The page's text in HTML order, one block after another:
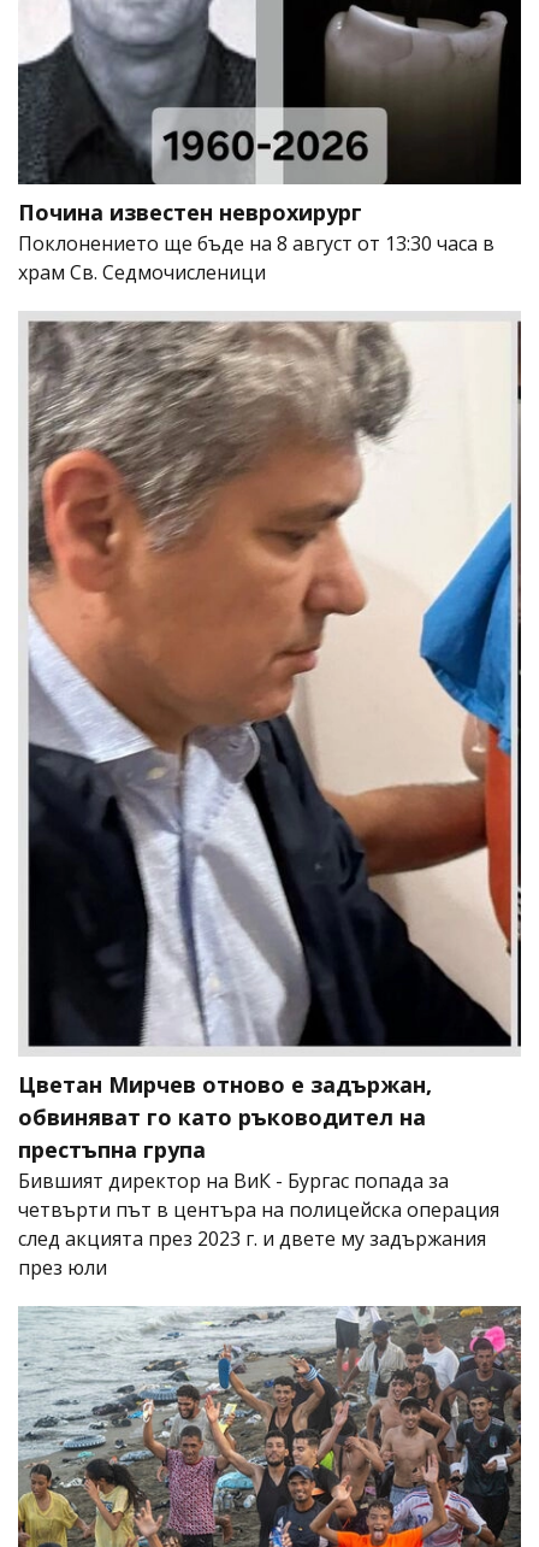
Почина известен неврохирург
Поклонението ще бъде на 8 август от 13:30 часа в
храм Св. Седмочисленици
Цветан Мирчев отново е задържан,
обвиняват го като ръководител на
престъпна група
Бившият директор на ВиК - Бургас попада за
четвърти път в центъра на полицейска операция
след акцията през 2023 г. и двете му задържания
през юли